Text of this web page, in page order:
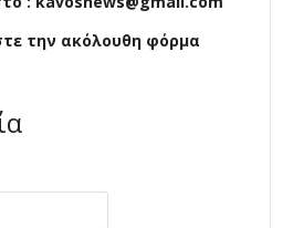
την ακόλουθη φόρμα